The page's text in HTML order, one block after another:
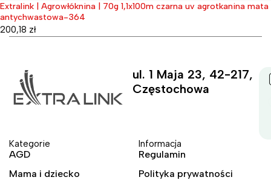
Wyprzedane
Extralink | Agrowłóknina | 70g 1,1x100m czarna uv agrotkanina mata
antychwastowa-364
200,18 zł
ul. 1 Maja 23, 42-217,
Częstochowa
Kategorie
AGD
Mama i dziecko
Informacja
Regulamin
Polityka prywatności